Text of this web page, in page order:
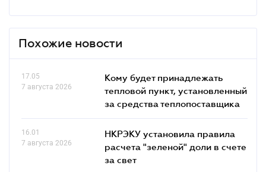
Похожие новости
17.05
7 августа 2026
Кому будет принадлежать
тепловой пункт, установленный
за средства теплопоставщика
16.01
7 августа 2026
НКРЭКУ установила правила
расчета "зеленой" доли в счете
за свет